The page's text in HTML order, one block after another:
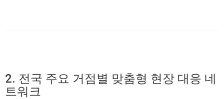
2. 전국 주요 거점별 맞춤형 현장 대응 네
트워크